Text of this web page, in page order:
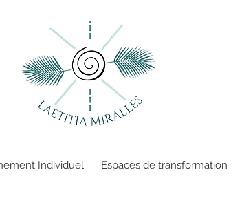
Individuel Espaces de transformation